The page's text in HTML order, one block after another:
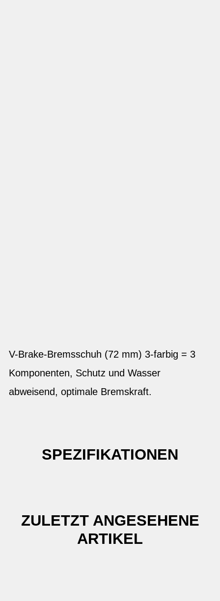
V-Brake-Bremsschuh (72 mm) 3-farbig = 3
Komponenten, Schutz und Wasser
abweisend, optimale Bremskraft.
SPEZIFIKATIONEN
ZULETZT ANGESEHENE
ARTIKEL